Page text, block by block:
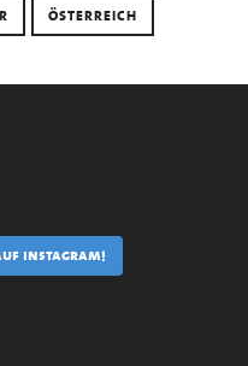
ÖSTERREICH
instagram!